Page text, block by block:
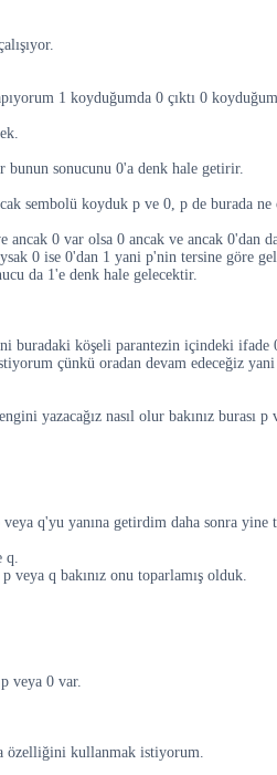
1 koyduğumda 0 çıktı 0
bunun sonucunu 0'a denk hale getirir.
sembolü koyduk p ve 0, p de burada
ancak 0 var olsa 0 ancak ve ancak
0 ise 0'dan 1 yani p'nin tersine göre
da 1'e denk hale gelecektir.
buradaki köşeli parantezin içindeki
çünkü oradan devam edeceğiz
yazacağız nasıl olur bakınız
q'yu yanına getirdim daha sonra
q.
veya q bakınız onu toparlamış olduk.
veya 0 var.
özelliğini kullanmak istiyorum.